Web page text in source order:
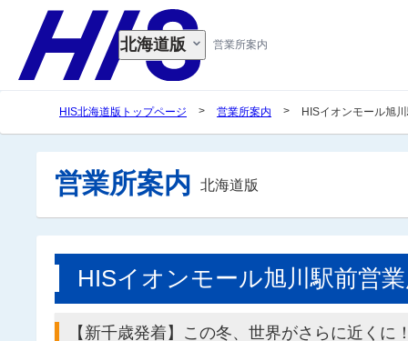
営業所案内
北海道版
HIS北海道版トップページ > 営業所案内 > HISイオンモール旭
営業所案内 北海道版
HISイオンモール旭川駅前営
【新千歳発着】この冬、世界がさらに近くに